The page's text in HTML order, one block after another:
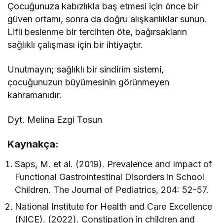
Çocuğunuza kabızlıkla baş etmesi için önce bir
güven ortamı, sonra da doğru alışkanlıklar sunun.
Lifli beslenme bir tercihten öte, bağırsakların
sağlıklı çalışması için bir ihtiyaçtır.
Unutmayın; sağlıklı bir sindirim sistemi,
çocuğunuzun büyümesinin görünmeyen
kahramanıdır.
Dyt. Melina Ezgi Tosun
Kaynakça:
Saps, M. et al. (2019). Prevalence and Impact of
Functional Gastrointestinal Disorders in School
Children. The Journal of Pediatrics, 204: 52-57.
National Institute for Health and Care Excellence
(NICE). (2022). Constipation in children and